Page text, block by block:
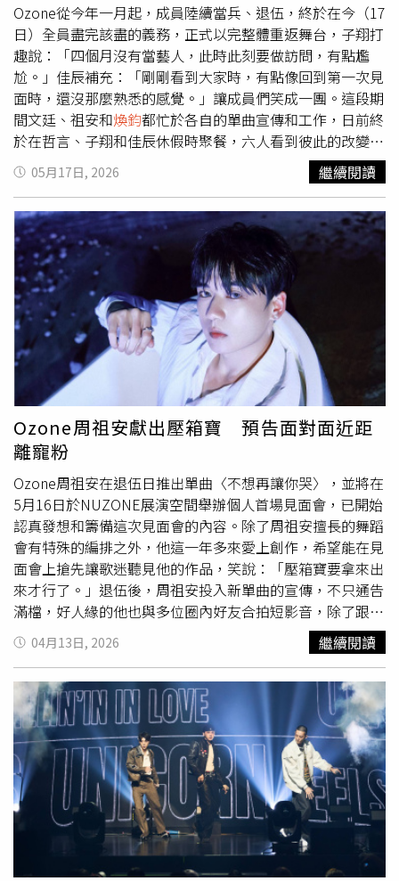
Ozone從今年一月起，成員陸續當兵、退伍，終於在今（17
日）全員盡完該盡的義務，正式以完整體重返舞台，子翔打
趣說：「四個月沒有當藝人，此時此刻要做訪問，有點尷
尬。」佳辰補充：「剛剛看到大家時，有點像回到第一次見
面時，還沒那麼熟悉的感覺。」讓成員們笑成一團。這段期
間文廷、祖安和煥鈞都忙於各自的單曲宣傳和工作，日前終
於在哲言、子翔和佳辰休假時聚餐，六人看到彼此的改變都
驚呼不已，哲言每天健身，練出超厚實的胸肌、佳辰幾乎天
天出操，曬到皮膚超黑、子翔則是籤運極佳，該有的操練之
外，輕鬆愉快的度過這段時光。當六個人合體一起喊出：
「大家好，我們是Ozone！」語畢同步尖叫，大呼好懷念。
Ozone六人合體歡笑不斷。（圖／索尼音樂提供）免役的文
廷說：「真的很久沒有見到大家，很想念大家在一起的氛
圍。我跟哲言真的最久沒碰面，因為他沒有來我的見面
會！」讓哲言緊抓著他的手不放，笑說：「為什麼握著你的
手不放？因為手『黏踢踢』！」幫文廷打歌，6人玩笑開不
停，讓哲言直說：「很懷念我們之前工作時的鬥嘴！」由於
後續工作滿滿，Ozone從四個月不見，馬上要調整成天天見
面排練的模式，笑說：「請大家期待我們滿血回歸，非常期
待之後的練習和工作，希望可以跟大家一起回到最初的感
動，帶給大家不一樣的表演。」除了hito流行音樂頒獎典禮
和KKBOX風雲榜的演出之外，緊接著新歌的籌備、節目主
持和各式活動演出，讓他們一路忙到下半年，他們直說：
「我們準備好了，請大家期待Ozone回來了。」
05月17日, 2026 繼續閱讀
Ozone周祖安獻出壓箱寶 預告面對面近距
離寵粉
Ozone周祖安在退伍日推出單曲〈不想再讓你哭〉，並將在
5月16日於NUZONE展演空間舉辦個人首場見面會，已開始
認真發想和籌備這次見面會的內容。除了周祖安擅長的舞蹈
會有特殊的編排之外，他這一年多來愛上創作，希望能在見
面會上搶先讓歌迷聽見他的作品，笑說：「壓箱寶要拿來出
來才行了。」退伍後，周祖安投入新單曲的宣傳，不只通告
滿檔，好人緣的他也與多位圈內好友合拍短影音，除了跟
Ozone煥鈞 和文廷拍攝舞蹈影片大展舞技，還有高人氣的陳
華、AcQUA的黃莑茗、U:NUS的高胥崴與高有翔，創造出
歌曲話題和高流量。上周末周祖安在演出上首次Live演唱
〈不想再讓你哭〉，帶領全場一起合唱，以及完整呈現親自
編排的高難度流行現代舞蹈，演出大獲好評。關於創作的新
歌，周祖安表示：「這一陣子投入很多心力在創作和做音樂
上，真的想讓粉絲們最先聽到！」而這次見面會不同以往的
部分，是粉絲有機會和周祖安進行一對一、面對面談話的近
距離接觸，周祖安同樣非常期待這個環節，「這是我們不曾
做過的嘗試，我也很期待能與粉絲近距離對話，歡迎大家跟
我分享聽到我的歌曲的感想，或你們想跟我說的任何話，我
都會認真聽和回覆的。」
04月13日, 2026 繼續閱讀